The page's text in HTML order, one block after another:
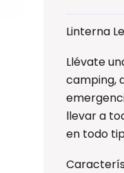
Linterna
Llévate
camping,
llevar a
en todo